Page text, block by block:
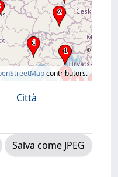
contributors.
Città
Salva come JPEG